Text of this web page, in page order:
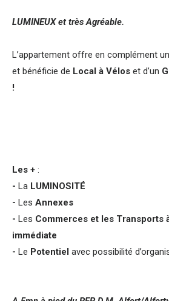
LUMINEUX et très Agréable.
L’appartement offre en complément
et bénéficie de Local à Vélos et d’un
!
Les + :
- La LUMINOSITÉ
- Les Annexes
- Les Commerces et les Transports
immédiate
- Le Potentiel avec possibilité